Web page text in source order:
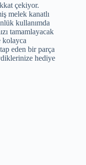
çekiyor.
melek kanatlı
kullanımda
tamamlayacak
kolayca
eden bir parça
hediye